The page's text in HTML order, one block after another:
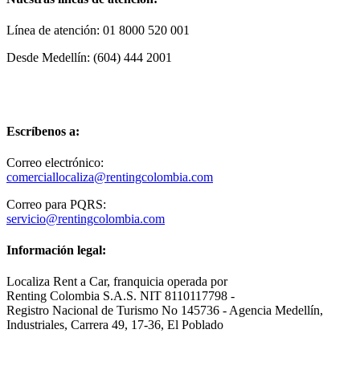
Línea de atención: 01 8000 520 001
Desde Medellín: (604) 444 2001
Escríbenos a:
Correo electrónico:
comerciallocaliza@rentingcolombia.com
Correo para PQRS:
servicio@rentingcolombia.com
Información legal:
Localiza Rent a Car, franquicia operada por
Renting Colombia S.A.S. NIT 8110117798 -
Registro Nacional de Turismo No 145736 - Agencia Medellín,
Industriales, Carrera 49, 17-36, El Poblado